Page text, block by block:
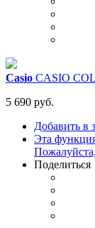
Casio CASIO
5 690 руб.
Добавить в
Эта
Поделиться